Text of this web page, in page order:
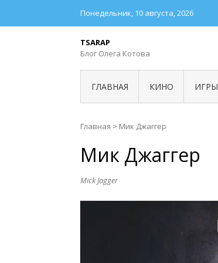
Понедельник, 10 августа, 2026
TSARAP
Блог Олега Котова
ГЛАВНАЯ КИНО ИГРЫ
Главная > Мик Джаггер
Мик Джаггер
Mick Jagger